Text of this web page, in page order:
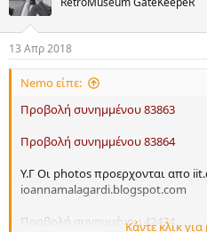
i
s
:
13 Απρ 2018
Nemo είπε:
Προβολή συνημμένου 83863
Προβολή συνημμένου 83864
Υ.Γ Oι photos προερχονται απο
ioannamalagardi.blogspot.com
Προβολή συνημμένου 42474
Κάντε κλικ